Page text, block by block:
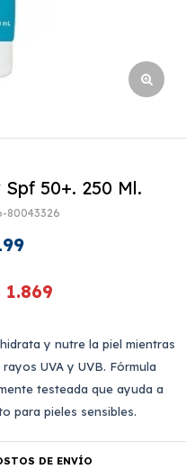
50+. 250 Ml.
80043326
1.869
y nutre la piel mientras
UVA y UVB. Fórmula
testeada que ayuda a
para pieles sensibles.
DE ENVÍO